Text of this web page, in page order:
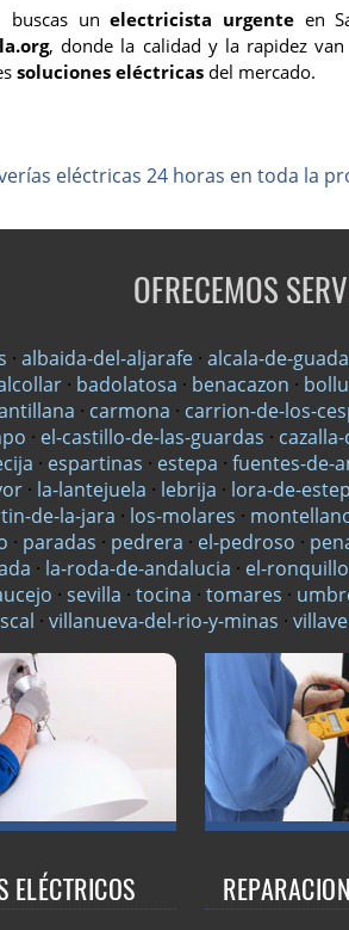
buscas unelectricista urgenteen
, donde la calidad y la rapidez
soluciones eléctricas del mercado.
eléctricas 24 horas en toda la
OFRECEMOS
· albaida-del-aljarafe · alcala-de-
· badolatosa · benacazon ·
· carmona · carrion-de-los-
· el-castillo-de-las-guardas ·
· espartinas · estepa · fuentes-de-
· la-lantejuela · lebrija · lora-de-
de-la-jara · los-molares ·
· paradas · pedrera · el-pedroso ·
· la-roda-de-andalucia · el-ronquillo
· sevilla · tocina · tomares ·
· villanueva-del-rio-y-minas ·
ELÉCTRICOS